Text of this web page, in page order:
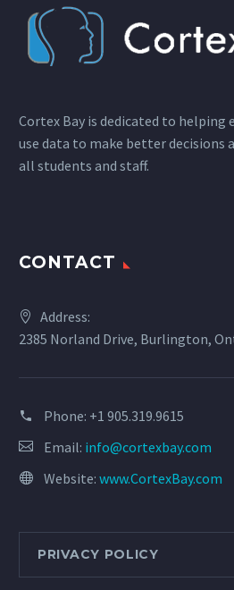
Cortex Bay is dedicated to
use data to make better decisions
all students and staff.
CONTACT
Address:
2385 Norland Drive, Burlington,
Phone: +1 905.319.9615
Email: info@cortexbay.com
Website: www.CortexBay.com
PRIVACY POLICY